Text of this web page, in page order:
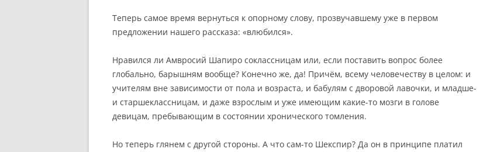
Теперь самое время вернуться к опорному слову, прозвучавшему уже в первом
предложении нашего рассказа: «влюбился».
Нравился ли Амвросий Шапиро соклассницам или, если поставить вопрос более
глобально, барышням вообще? Конечно же, да! Причём, всему человечеству в целом: и
учителям вне зависимости от пола и возраста, и бабулям с дворовой лавочки, и младше-
и старшеклассницам, и даже взрослым и уже имеющим какие-то мозги в голове
девицам, пребывающим в состоянии хронического томления.
Но теперь глянем с другой стороны. А что сам-то Шекспир? Да он в принципе платил